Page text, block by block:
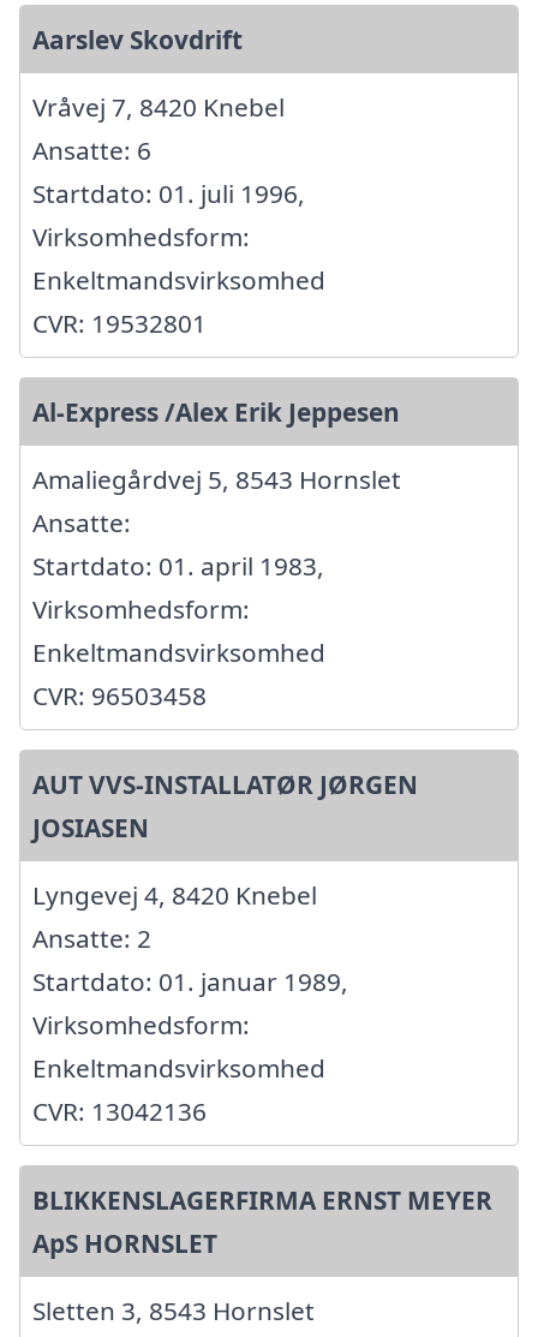
Aarslev Skovdrift
Vråvej 7, 8420 Knebel
Ansatte: 6
Startdato: 01. juli 1996,
Virksomhedsform:
Enkeltmandsvirksomhed
CVR: 19532801
Al-Express /Alex Erik Jeppesen
Amaliegårdvej 5, 8543 Hornslet
Ansatte:
Startdato: 01. april 1983,
Virksomhedsform:
Enkeltmandsvirksomhed
CVR: 96503458
AUT VVS-INSTALLATØR JØRGEN
JOSIASEN
Lyngevej 4, 8420 Knebel
Ansatte: 2
Startdato: 01. januar 1989,
Virksomhedsform:
Enkeltmandsvirksomhed
CVR: 13042136
BLIKKENSLAGERFIRMA ERNST MEYER
ApS HORNSLET
Sletten 3, 8543 Hornslet